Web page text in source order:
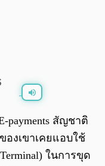
/
payments สัญชาติ
องเขาเคยแอบใช้
ในการขุด